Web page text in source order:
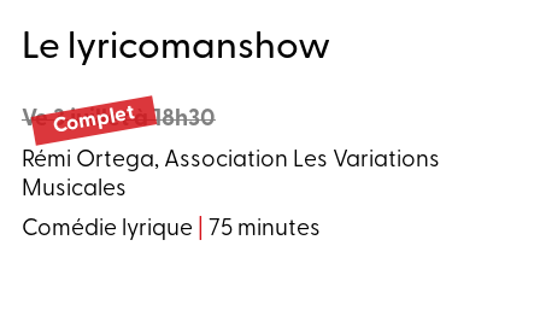
Le lyricomanshow
Complet
Ve 3 juillet à 18h30
Rémi Ortega, Association Les Variations
Musicales
Comédie lyrique
75 minutes